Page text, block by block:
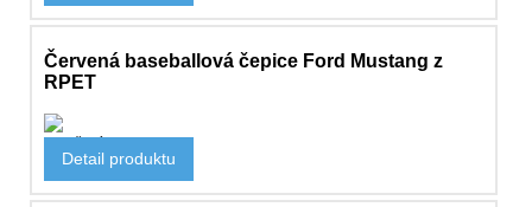
Červená baseballová čepice Ford Mustang z
RPET
525 Kč
Detail produktu